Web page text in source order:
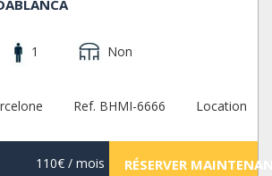
1
Non
Ref. BHMI-6666
Location
110€/ mois RÉSERVER